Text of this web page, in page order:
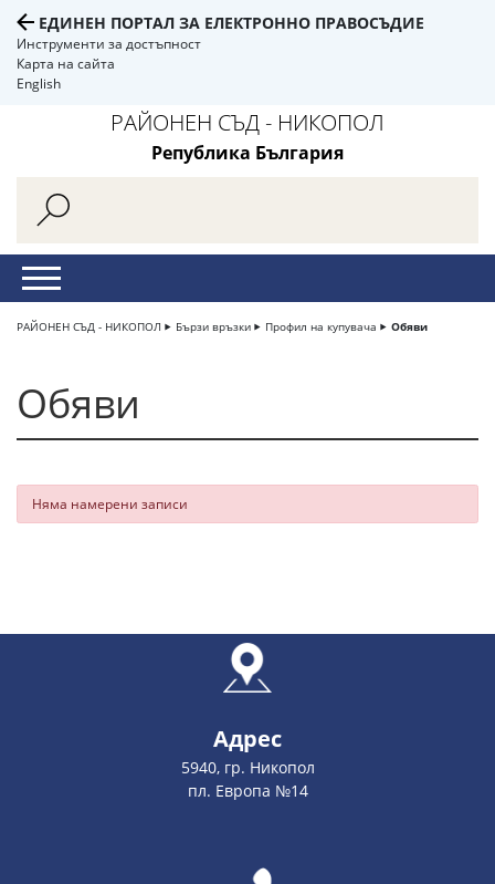
ЕДИНЕН ПОРТАЛ ЗА ЕЛЕКТРОННО ПРАВОСЪДИЕ
Инструменти за достъпност
Карта на сайта
English
РАЙОНЕН СЪД - НИКОПОЛ
Република България
РАЙОНЕН СЪД - НИКОПОЛ Бързи връзки Профил на купувача Обяви
Обяви
Няма намерени записи
Адрес
5940, гр. Никопол
пл. Европа №14